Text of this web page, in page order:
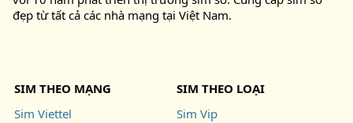
đẹp từ tất cả các nhà mạng tại Việt Nam.
SIM THEO MẠNG
Sim Viettel
SIM THEO LOẠI
Sim Vip